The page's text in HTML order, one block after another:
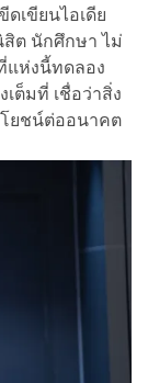
เขียนไอเดีย
สิต นักศึกษา ไม่
แห่งนี้ทดลอง
ต็มที่ เชื่อว่าสิ่ง
โยชน์ต่ออนาคต